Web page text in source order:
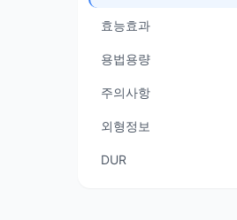
효능효과
용법용량
주의사항
외형정보
DUR